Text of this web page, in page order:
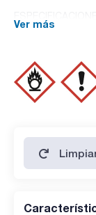
contenido
cloruros y
sulfatos (SO4):
metales pesados
calcio (Ca): max.
hierro (Fe): max.
Ver más